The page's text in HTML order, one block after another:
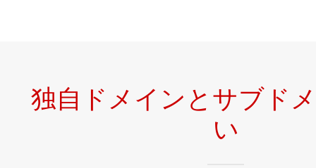
独自ドメインとサブド
い